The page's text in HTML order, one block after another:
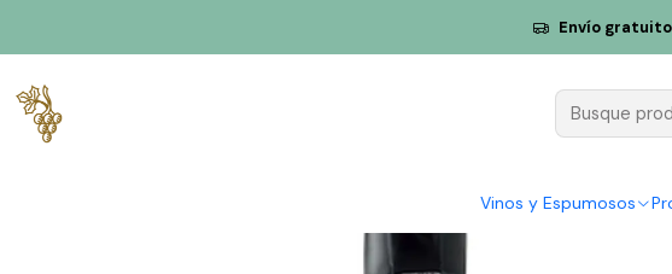
Vinos y Espumosos
Envío gratuito
Quinta dos Avidagos Oporto